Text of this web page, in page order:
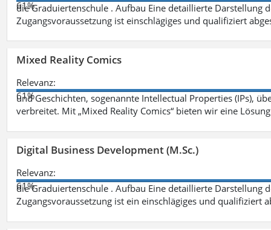
61%
die Graduiertenschule . Aufbau Eine detaillierte Darstellung
Zugangsvoraussetzung ist einschlägiges und qualifiziert
Mixed Reality Comics
Relevanz:
61%
und Geschichten, sogenannte Intellectual Properties (IPs),
verbreitet. Mit „Mixed Reality Comics“ bieten wir eine
Digital Business Development (M.Sc.)
Relevanz:
61%
die Graduiertenschule . Aufbau Eine detaillierte Darstellung
Zugangsvoraussetzung ist ein einschlägiges und qualifiziert